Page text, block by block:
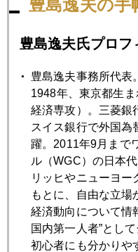
深さ１０００メートルに
に、様々な地魚が、立山
つ。行きつけの富山市内
るのも、富山湾ならでは
から、一度は乗ってみる
ビジネス客には敬遠され
高崎から越後湯沢までの
断されるので、困ることが
ちなみに、私の得意技は
席下にコンセントがある
と。指定席は、必ず、そ
豊島逸夫の
豊島逸夫氏プロフ
豊島逸夫事務所代表。
1948年、東京都生
経済専攻）。三菱銀
スイス銀行で外国為
躍。2011年9月まで
ル（WGC）の日本
リッヒやニューヨー
もとに、自由な立場
経済動向について情
国内第一人者”とし
初心者にも分かりや